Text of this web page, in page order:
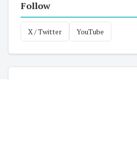
Follow
X / Twitter YouTube